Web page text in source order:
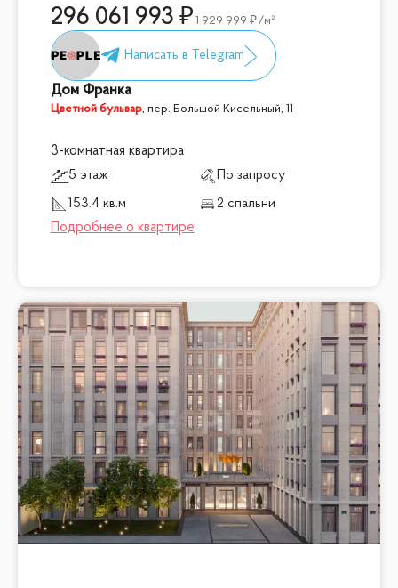
296 061 993 1 929 999 /м²
Дом Франка
Цветной бульвар, пер. Большой Кисельный, 11
3-комнатная квартира
5 этаж
По запросу
153.4 кв.м
2 спальни